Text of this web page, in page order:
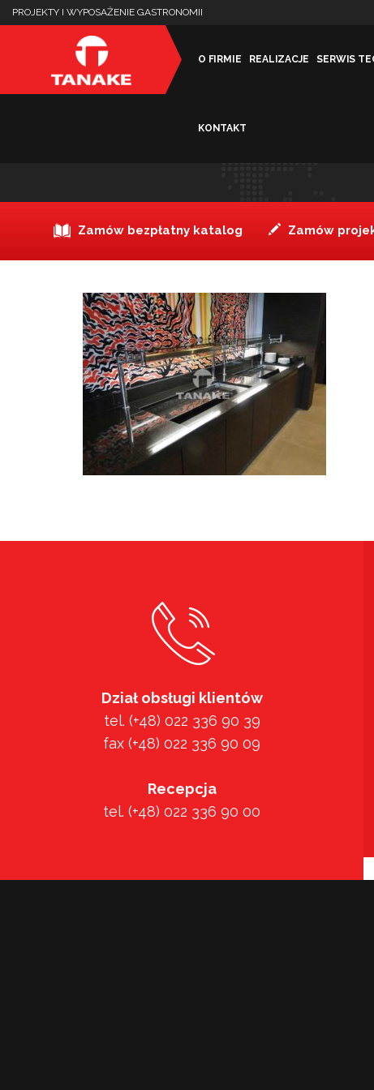
PROJEKTY I WYPOSAŻENIE GASTRONOMII
O FIRMIE REALIZACJE SERWIS
KONTAKT
Zamów bezpłatny katalog Zamów
Dział obsługi klientów
tel. (+48) 022 336 90 39
fax (+48) 022 336 90 09
Recepcja
tel. (+48) 022 336 90 00